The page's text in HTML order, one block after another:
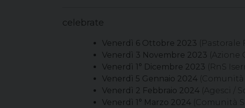
celebrate
Venerdì 6 Ottobre 2023 (Pastorale
Venerdì 3 Novembre 2023 (Azione
Venerdì 1° Dicembre 2023 (RnS
Venerdì 5 Gennaio 2024
Venerdì 2 Febbraio 2024 (Agesci /
Venerdì 1° Marzo 2024 (Comunità